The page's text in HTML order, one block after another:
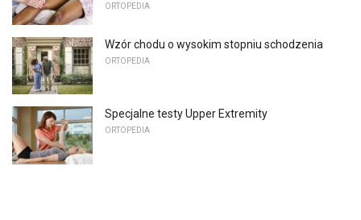
ORTOPEDIA
Wzór chodu o wysokim stopniu schodzenia
ORTOPEDIA
Specjalne testy Upper Extremity
ORTOPEDIA